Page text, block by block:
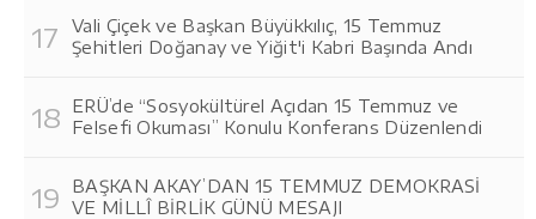
Vali Çiçek ve Başkan Büyükkılıç, 15 Temmuz
Şehitleri Doğanay ve Yiğit'i Kabri Başında Andı
ERÜ’de “Sosyokültürel Açıdan 15 Temmuz ve
Felsefi Okuması” Konulu Konferans Düzenlendi
BAŞKAN AKAY’DAN 15 TEMMUZ DEMOKRASİ
VE MİLLÎ BİRLİK GÜNÜ MESAJI